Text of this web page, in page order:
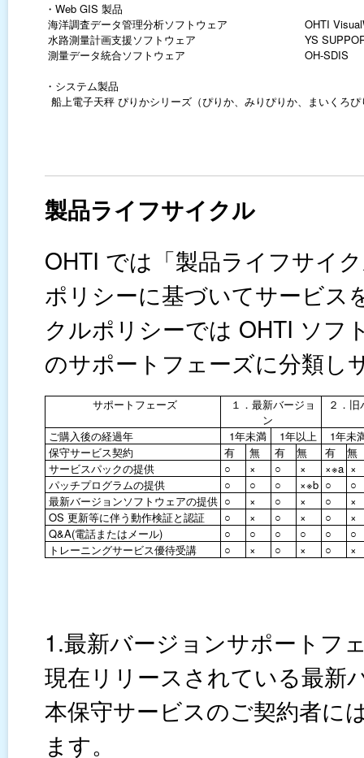
・Web GIS 製品
海洋調査データ管理分析ソフトウェア
OHTI
水路測量計画支援ソフトウェア
YS
測量データ統合ソフトウェア
OH-SDIS
・システム製品
船上電子天秤 ぴりかシリーズ（ぴりか、みりぴりか、まいくろ
製品ライフサイクル
OHTI では「製品ライフサイ
ポリシーに基づいてサービス
クルポリシーでは OHTI ソフ
のサポートフェーズに分類し
サポートフェーズ
１．最新バージョ
ン
２．
ご購入後の経過年 1年未満 1年以上
1年未
保守サービス契約
有 無 有 無 有
無
サービスパックの提供
○ × ○ × ×※a ×
パッチプログラムの提供
○ ○ ○ ×※b ○
○
最新バージョンソフトウェアの提供 ○ × ○ × ○
×
OS 更新等に伴う動作検証と認証
○ × ○ × ○
×
Q&A(電話またはメール)
○ ○ ○ ○ ○
○
トレーニングサービス優待受講
○ × ○ × ○ ×
1.最新バージョンサポートフ
現在リリースされている最新
本保守サービスのご契約者に
ます。